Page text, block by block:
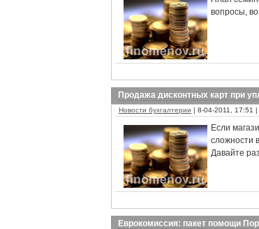
вопросы,
Продажа дисконтных карт при
Новости бухгалтерии | 8-04-2011, 17:51 |
Если
сложности
Давайте
Еврокомиссия: пакет помощи